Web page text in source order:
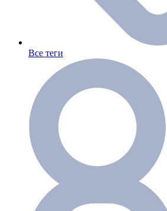
Все теги